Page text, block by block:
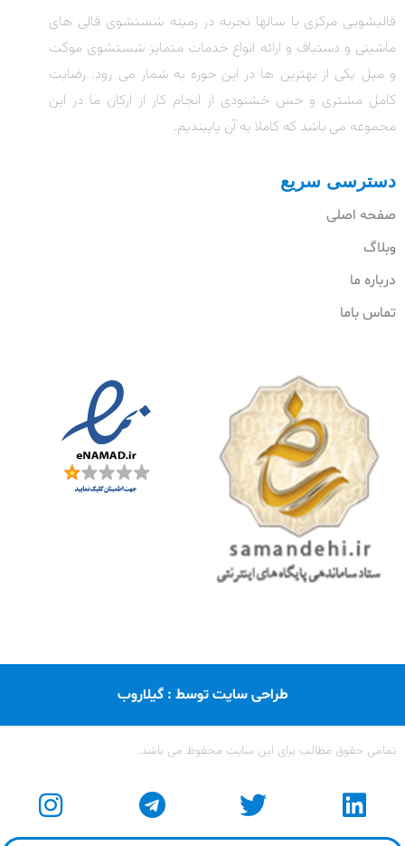
قالیشویی مرکزی با سالها تجربه در زمینه شستشوی قالی های
ماشینی و دستباف و ارائه انواع خدمات متمایز شستشوی موکت
و مبل یکی از بهترین ها در این حوزه به شمار می رود. رضایت
کامل مشتری و حس خشنودی از انجام کار از ارکان ما در این
مجموعه می باشد که کاملا به آن پایبندیم.
دسترسی سریع
صفحه اصلی
وبلاگ
درباره ما
تماس باما
طراحی سایت توسط : گیلاروب
تمامی حقوق مطالب برای این سایت محفوظ می باشد.